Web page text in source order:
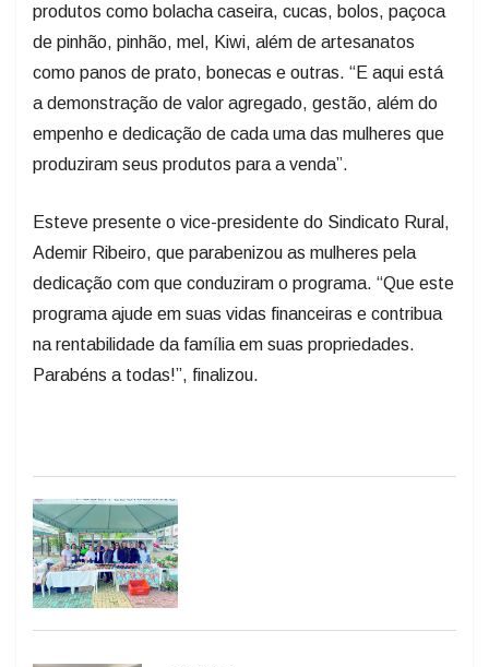
produtos como bolacha caseira, cucas, bolos, paçoca
de pinhão, pinhão, mel, Kiwi, além de artesanatos
como panos de prato, bonecas e outras. “E aqui está
a demonstração de valor agregado, gestão, além do
empenho e dedicação de cada uma das mulheres que
produziram seus produtos para a venda”.
Esteve presente o vice-presidente do Sindicato Rural,
Ademir Ribeiro, que parabenizou as mulheres pela
dedicação com que conduziram o programa. “Que este
programa ajude em suas vidas financeiras e contribua
na rentabilidade da família em suas propriedades.
Parabéns a todas!”, finalizou.